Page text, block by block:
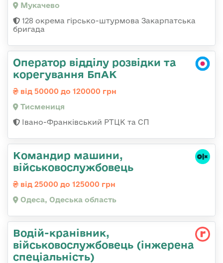
Мукачево
128 окрема гірсько-штурмова Закарпатська
бригада
Оператор відділу розвідки та
корегування БпАК
від 50000 до 120000 грн
Тисмениця
Івано-Франківський РТЦК та СП
Командир машини,
військовослужбовець
від 25000 до 125000 грн
Одеса, Одеська область
Водій-кранівник,
військовослужбовець (інжерена
спеціальність)